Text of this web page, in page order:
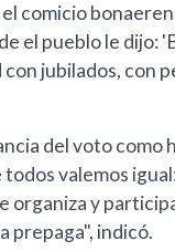
comicio
el pueblo le
jubilados, con
del voto
valemos
organiza y
prepaga", indicó.